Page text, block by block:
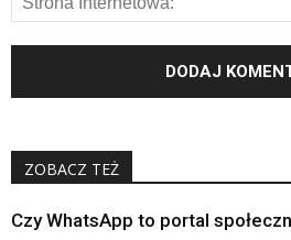
ZOBACZ TEŻ
Czy WhatsApp to portal